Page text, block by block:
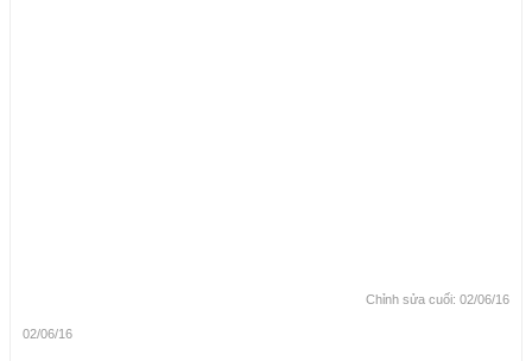
Chỉnh sửa cuối: 02/06/16
02/06/16